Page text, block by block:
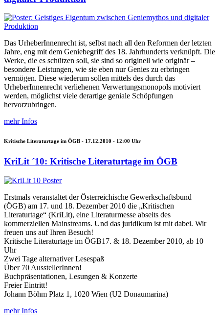
Das UrheberInnenrecht ist, selbst nach all den Reformen der letzten
Jahre, eng mit dem Geniebegriff des 18. Jahrhunderts verknüpft. Die
Werke, die es schützen soll, sie sind so originell wie originär –
besondere Leistungen, wie sie eben nur Genies zu erbringen
vermögen. Diese wiederum sollen mittels des durch das
UrheberInnenrecht verliehenen Verwertungsmonopols motiviert
werden, möglichst viele derartige geniale Schöpfungen
hervorzubringen.
mehr Infos
Kritische Literaturtage im ÖGB - 17.12.2010 - 12:00 Uhr
KriLit ´10: Kritische Literaturtage im ÖGB
Erstmals veranstaltet der Österreichische Gewerkschaftsbund
(ÖGB) am 17. und 18. Dezember 2010 die „Kritischen
Literaturtage“ (KriLit), eine Literaturmesse abseits des
kommerziellen Mainstreams. Und das juridikum ist mit dabei. Wir
freuen uns auf Ihren Besuch!
Kritische Literaturtage im ÖGB17. & 18. Dezember 2010, ab 10
Uhr
Zwei Tage alternativer Lesespaß
Über 70 AusstellerInnen!
Buchpräsentationen, Lesungen & Konzerte
Freier Eintritt!
Johann Böhm Platz 1, 1020 Wien (U2 Donaumarina)
mehr Infos